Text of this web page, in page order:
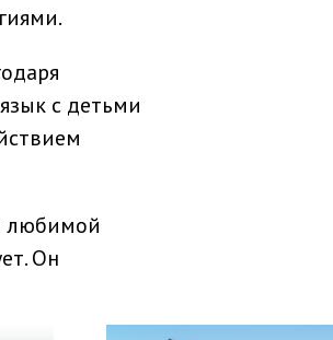
с детьми
любимой
Он